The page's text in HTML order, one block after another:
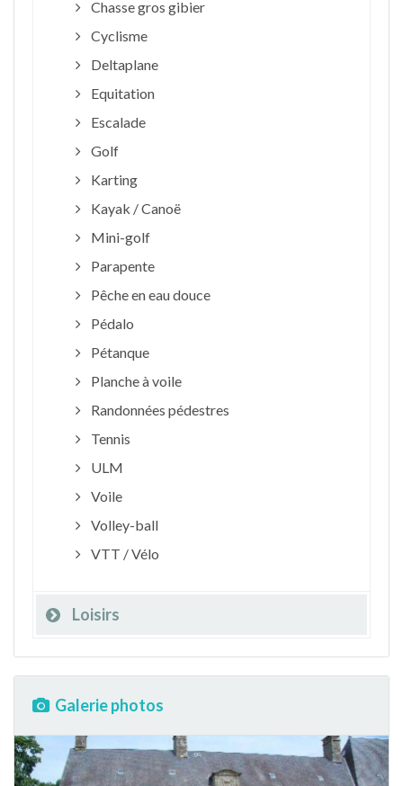
Chasse gros gibier
Cyclisme
Deltaplane
Equitation
Escalade
Golf
Karting
Kayak / Canoë
Mini-golf
Parapente
Pêche en eau douce
Pédalo
Pétanque
Planche à voile
Randonnées pédestres
Tennis
ULM
Voile
Volley-ball
VTT / Vélo
Loisirs
Galerie photos